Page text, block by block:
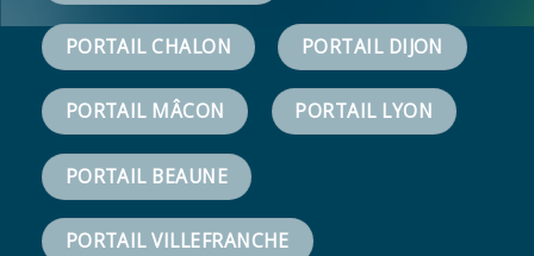
PORTAIL CHALON PORTAIL DIJON
PORTAIL MÂCON PORTAIL LYON
PORTAIL BEAUNE
PORTAIL VILLEFRANCHE